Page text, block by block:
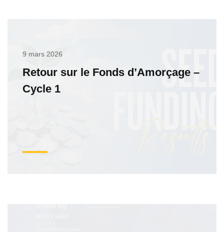
9 mars 2026
Retour sur le Fonds d’Amorçage –
Cycle 1